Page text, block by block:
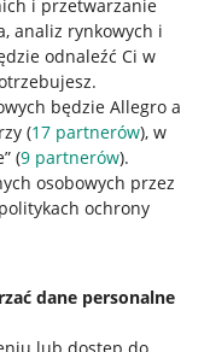
i przetwarzanie
analiz rynkowych i
odnaleźć Ci w
będzie Allegro a
(17 partnerów), w
(9 partnerów).
osobowych przez
ochrony
dane personalne